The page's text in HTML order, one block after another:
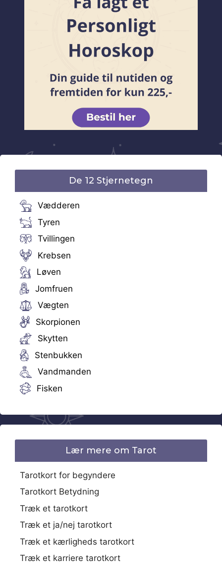
De 12 Stjernetegn
Vædderen
Tyren
Tvillingen
Krebsen
Løven
Jomfruen
Vægten
Skorpionen
Skytten
Stenbukken
Vandmanden
Fisken
Lær mere om Tarot
Tarotkort for begyndere
Tarotkort Betydning
Træk et tarotkort
Træk et ja/nej tarotkort
Træk et kærligheds tarotkort
Træk et karriere tarotkort